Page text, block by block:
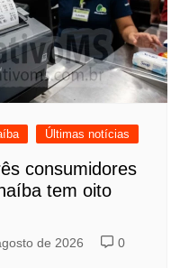
Últimas notícias
consumidores
tem oito
de 2026 0